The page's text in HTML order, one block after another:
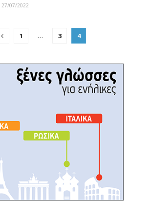
27/07/2022
1 … 3 4